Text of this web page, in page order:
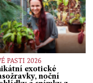
PASTI 2026
exotické
noční